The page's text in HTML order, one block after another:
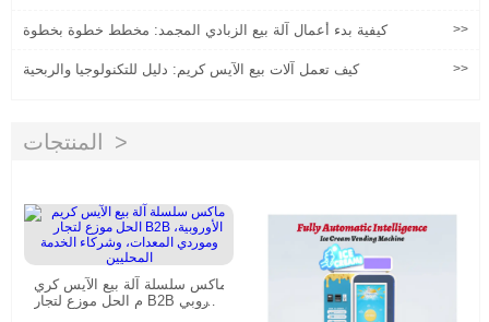
كيفية بدء أعمال آلة بيع الزبادي المجمد: مخطط خطوة بخطوة >>
كيف تعمل آلات بيع الآيس كريم: دليل للتكنولوجيا والربحية >>
المنتجات
ماكس سلسلة آلة بيع الآيس كري
م الحل موزع لتجار B2B الأوروبي